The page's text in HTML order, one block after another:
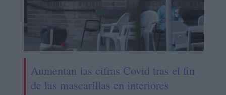
Aumentan las cifras Covid tras el fin
de las mascarillas en interiores